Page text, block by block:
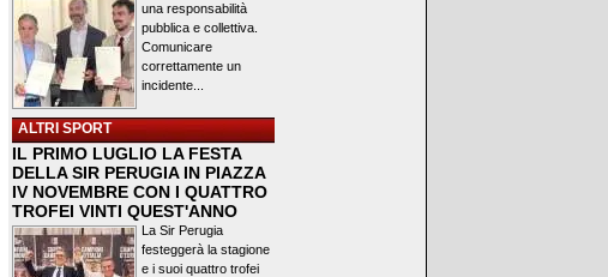
una responsabilità
pubblica e collettiva.
Comunicare
correttamente un
incidente...
ALTRI SPORT
IL PRIMO LUGLIO LA FESTA
DELLA SIR PERUGIA IN PIAZZA
IV NOVEMBRE CON I QUATTRO
TROFEI VINTI QUEST'ANNO
La Sir Perugia
festeggerà la stagione
e i suoi quattro trofei